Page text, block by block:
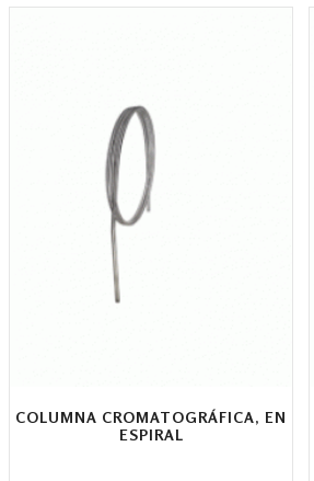
COLUMNA CROMATOGRÁFICA, EN
ESPIRAL